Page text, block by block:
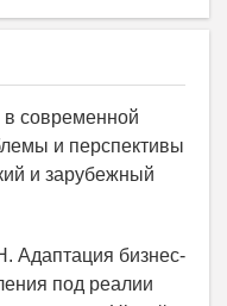
современной
и перспективы
и зарубежный
Адаптация бизнес-
под реалии